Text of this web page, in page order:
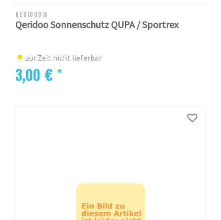
QERIDOO®
Qeridoo Sonnenschutz QUPA / Sportrex
zur Zeit nicht lieferbar
3,00 € *